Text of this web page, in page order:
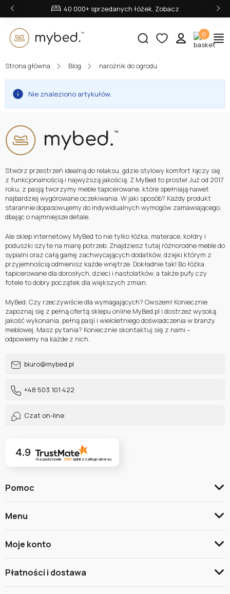
40 000+ sprzedanych łóżek. Zobacz
‹ ›
0
Strona główna Blog narożnik do ogrodu
E-mail:
Zaloguj się
Nie pamiętasz hasła?
lub zaloguj się przez:
Facebook Google
Nie masz jeszcze konta?
Zarejestruj się
Nie znaleziono artykułów.
Stwórz przestrzeń idealną do relaksu, gdzie stylowy komfort łączy się
z funkcjonalnością i najwyższą jakością. Z MyBed to proste! Już od 2017
roku, z pasją tworzymy meble tapicerowane, które spełniają nawet
najbardziej wygórowane oczekiwania. W jaki sposób? Każdy produkt
starannie dopasowujemy do indywidualnych wymogów zamawiającego,
dbając o najmniejsze detale.
Ale sklep internetowy MyBed to nie tylko łóżka, materace, kołdry i
poduszki szyte na miarę potrzeb. Znajdziesz tutaj różnorodne meble do
sypialni oraz całą gamę zachwycających dodatków, dzięki którym z
przyjemnością odmienisz każde wnętrze. Dokładnie tak! Bo łóżka
tapicerowane dla dorosłych, dzieci i nastolatków, a także pufy czy
fotele to dobry początek dla większych zmian.
MyBed. Czy rzeczywiście dla wymagających? Owszem! Koniecznie
zapoznaj się z pełną ofertą sklepu online MyBed.pl i dostrzeż wysoką
jakość wykonania, pełną pasji i wieloletniego doświadczenia w branży
meblowej. Masz pytania? Koniecznie skontaktuj się z nami –
odpowiemy na każde z nich.
biuro@mybed.pl
+48 503 101 422
Czat on-line
4.9
Na podstawie 2597opinii z całego okresu
Pomoc
Menu
Moje konto
Płatności i dostawa